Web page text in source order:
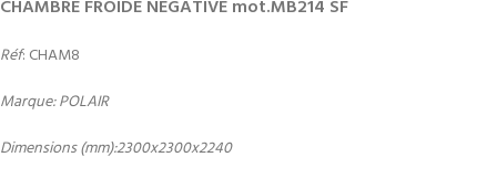
CHAMBRE FROIDE NEGATIVE mot.MB214 SF
Réf: CHAM8
Marque: POLAIR
Dimensions (mm):2300x2300x2240